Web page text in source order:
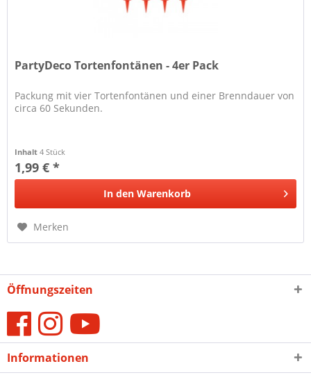
PartyDeco Tortenfontänen - 4er Pack
Packung mit vier Tortenfontänen und einer Brenndauer von
circa 60 Sekunden.
Inhalt4 Stück
1,99 € *
In den Warenkorb
Merken
Öffnungszeiten
Informationen